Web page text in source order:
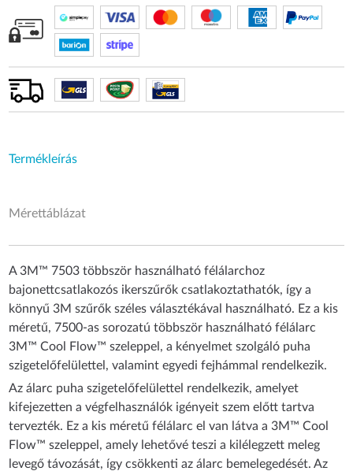
Termékleírás
Mérettáblázat
A 3M™ 7503 többször használható félálarchoz
bajonettcsatlakozós ikerszűrők csatlakoztathatók, így a
könnyű 3M szűrők széles választékával használható. Ez a kis
méretű, 7500-as sorozatú többször használható félálarc
3M™ Cool Flow™ szeleppel, a kényelmet szolgáló puha
szigetelőfelülettel, valamint egyedi fejhámmal rendelkezik.
Az álarc puha szigetelőfelülettel rendelkezik, amelyet
kifejezetten a végfelhasználók igényeit szem előtt tartva
tervezték. Ez a kis méretű félálarc el van látva a 3M™ Cool
Flow™ szeleppel, amely lehetővé teszi a kilélegzett meleg
levegő távozását, így csökkenti az álarc bemelegedését. Az